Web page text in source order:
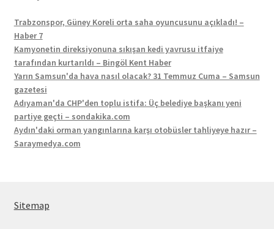
Trabzonspor, Güney Koreli orta saha oyuncusunu açıkladı! –
Haber 7
Kamyonetin direksiyonuna sıkışan kedi yavrusu itfaiye
tarafından kurtarıldı – Bingöl Kent Haber
Yarın Samsun'da hava nasıl olacak? 31 Temmuz Cuma – Samsun
gazetesi
Adıyaman'da CHP'den toplu istifa: Üç belediye başkanı yeni
partiye geçti – sondakika.com
Aydın'daki orman yangınlarına karşı otobüsler tahliyeye hazır –
Saraymedya.com
Sitemap